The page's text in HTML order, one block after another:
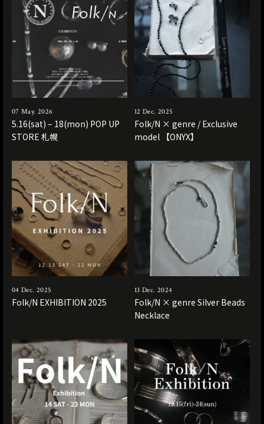
07 May. 2026
5.16(sat) – 18(mon) POP UP
STORE 札幌
12 Dec. 2025
Folk/N × genre / Exclusive
model 【ONYX】
04 Dec. 2025
Folk/N EXHIBITION 2025
13 Dec. 2024
Folk/N × genre Silver Beads
Necklace